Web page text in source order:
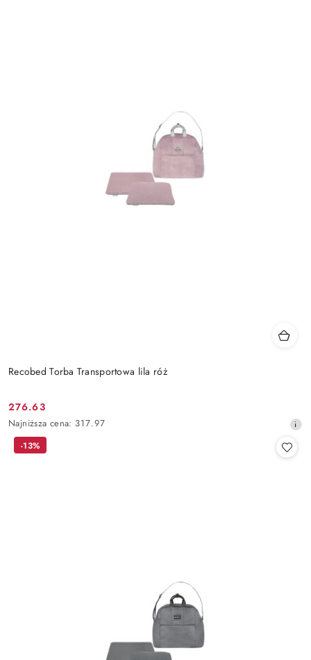
Recobed Torba Transportowa lila róż
Cena
promocyjna:
276.63
Najniższa
cena
Najniższa cena: 317.97
-13%